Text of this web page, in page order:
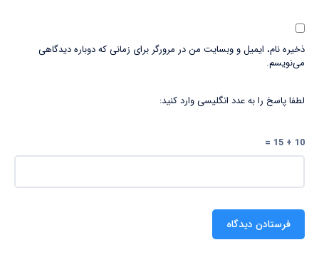
ذخیره نام، ایمیل و وبسایت من در مرورگر برای زمانی که دوباره دیدگاهی
می‌نویسم.
لطفا پاسخ را به عدد انگلیسی وارد کنید:
10 + 15 =